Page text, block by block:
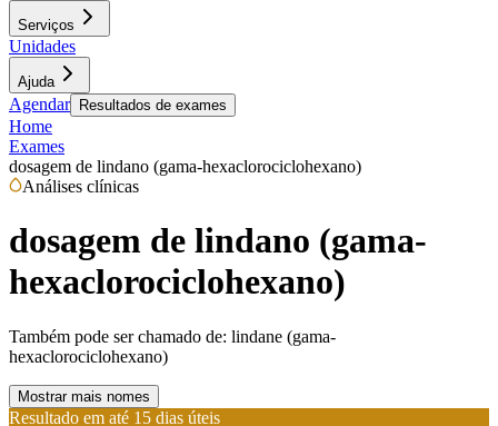
Serviços
Unidades
Ajuda
Agendar Resultados de exames
Home
Exames
dosagem de lindano (gama-hexaclorociclohexano)
Análises clínicas
dosagem de lindano (gama-
hexaclorociclohexano)
Também pode ser chamado de: lindane (gama-
hexaclorociclohexano)
Mostrar mais nomes
Resultado em até 15 dias úteis